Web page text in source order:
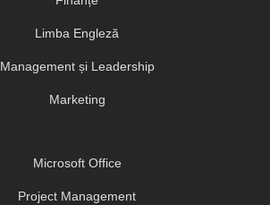
Limba Engleză
Management și Leadership
Marketing
Microsoft Office
Project Management